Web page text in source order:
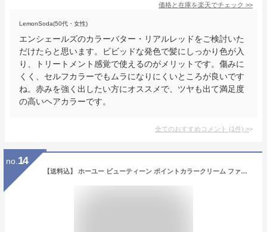
価格と在庫を楽天でチェック >>
LemonSoda(50代・女性)
エンシェールズのカラーバター・リアルレッドをご検討いた
だけたらと思います。ビビッドな発色で髪にしっかり色が入
り、トリートメント感覚で使えるのがメリットです。傷みに
くく、セルフカラーでもムラになりにくいところが良いです
ね。赤みを強く出したい方にオススメで、ツヤも出て満足度
の高いヘアカラーです。
全てのおすすめコメント (1件) >
no. 14
【送料込】 ホーユー ビューティーン ポイントカラークリーム ファイアレッド 1個 (ヘアケア・ヘアカラー・美容)